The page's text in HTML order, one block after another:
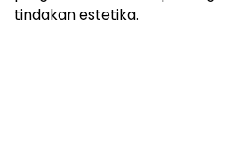
tindakan estetika.